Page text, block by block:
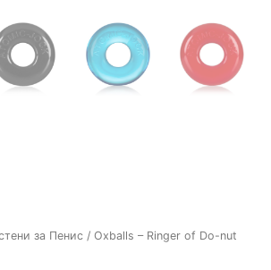
за Пенис / Oxballs – Ringer of Do-nut